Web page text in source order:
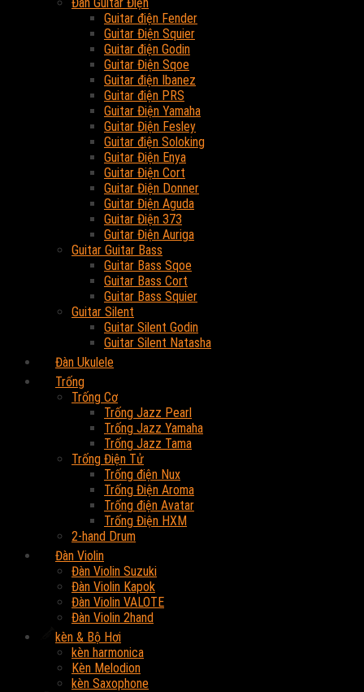
Guitar điện Fender
Guitar Điện Squier
Guitar điện Godin
Guitar Điện Sqoe
Guitar điện Ibanez
Guitar điện PRS
Guitar Điện Yamaha
Guitar Điện Fesley
Guitar điện Soloking
Guitar Điện Enya
Guitar Điện Cort
Guitar Điện Donner
Guitar Điện Aguda
Guitar Điện 373
Guitar Điện Auriga
Guitar Guitar Bass
Guitar Bass Sqoe
Guitar Bass Cort
Guitar Bass Squier
Guitar Silent
Guitar Silent Godin
Guitar Silent Natasha
Đàn Ukulele
Trống
Trống Cơ
Trống Jazz Pearl
Trống Jazz Yamaha
Trống Jazz Tama
Trống Điện Tử
Trống điện Nux
Trống Điện Aroma
Trống điện Avatar
Trống Điện HXM
2-hand Drum
Đàn Violin
Đàn Violin Suzuki
Đàn Violin Kapok
Đàn Violin VALOTE
Đàn Violin 2hand
kèn & Bộ Hơi
kèn harmonica
Kèn Melodion
kèn Saxophone